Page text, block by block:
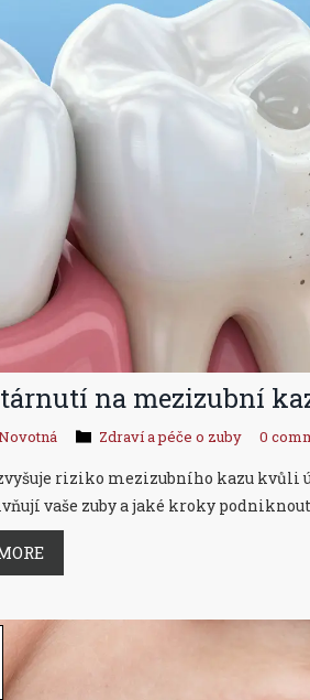
na mezizubní
Zdraví a péče o zuby 0
riziko mezizubního kazu kvůli
vaše zuby a jaké kroky